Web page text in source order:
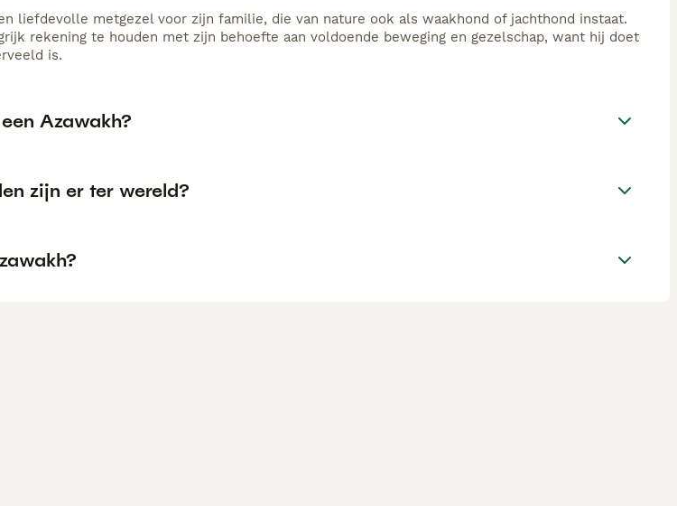
liefdevolle metgezel voor zijn familie, die van nature ook als waakhond of jachthond instaat.
rekening te houden met zijn behoefte aan voldoende beweging en gezelschap, want hij doet
is.
Azawakh?
zijn er ter wereld?